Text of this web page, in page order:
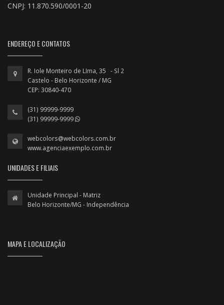
CNPJ: 11.870.590/0001-20
ENDEREÇO E CONTATOS
R. Iole Monteiro de LIma, 35 - Sl 2
Castelo - Belo Horizonte / MG
CEP: 30840-470
(31) 99999-9999
(31) 99999-9999
webcolors@webcolors.com.br
www.agenciaexemplo.com.br
UNIDADES E FILIAIS
Unidade Principal - Matriz
Belo Horizonte/MG - Independência
MAPA E LOCALIZAÇÃO